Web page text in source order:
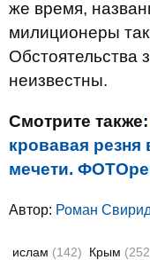
же время,
милиционеры
Обстоятельства
неизвестны.
Смотрите также:
кровавая
мечети.
Автор: Роман
ислам (142) Крым